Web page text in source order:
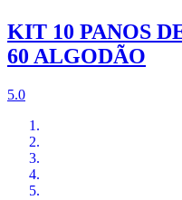
KIT 10 PANOS
60 ALGODÃO
5.0